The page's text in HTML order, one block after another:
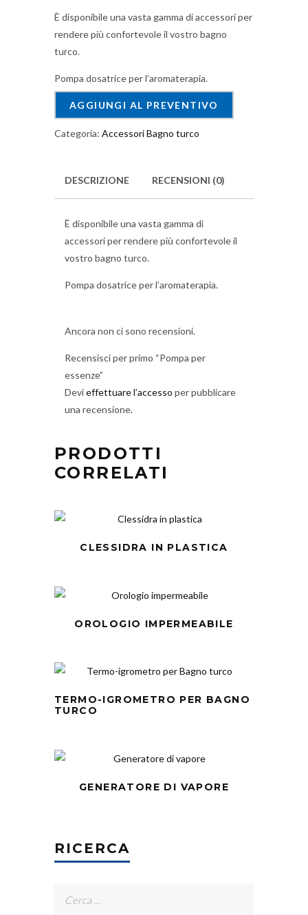
È disponibile una vasta gamma di accessori per
rendere più confortevole il vostro bagno
turco.
Pompa dosatrice per l’aromaterapia.
AGGIUNGI AL PREVENTIVO
Categoria: Accessori Bagno turco
DESCRIZIONE RECENSIONI (0)
È disponibile una vasta gamma di
accessori per rendere più confortevole il
vostro bagno turco.
Pompa dosatrice per l’aromaterapia.
Ancora non ci sono recensioni.
Recensisci per primo “Pompa per
essenze”
Devieffettuare l’accesso per pubblicare
una recensione.
PRODOTTI
CORRELATI
CLESSIDRA IN PLASTICA
OROLOGIO IMPERMEABILE
TERMO-IGROMETRO PER BAGNO
TURCO
GENERATORE DI VAPORE
RICERCA